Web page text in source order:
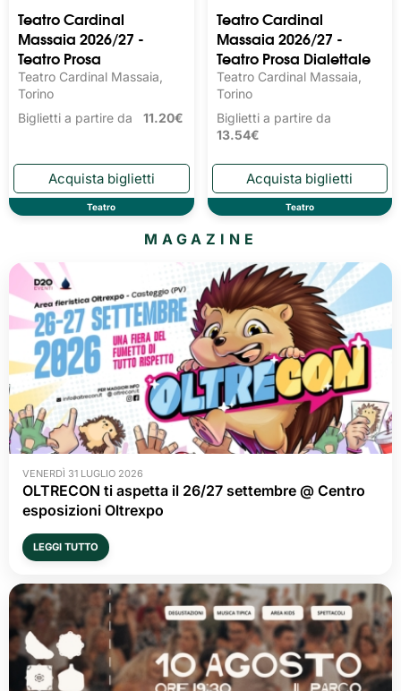
Teatro Cardinal
Massaia 2026/27 -
Teatro Prosa
Teatro Cardinal Massaia,
Torino
Biglietti a partire da 11.20€
Teatro
Teatro Cardinal
Massaia 2026/27 -
Teatro Prosa Dialettale
Teatro Cardinal Massaia,
Torino
Biglietti a partire da
13.54€
Teatro
MAGAZINE
VENERDÌ 31 LUGLIO 2026
OLTRECON ti aspetta il 26/27 settembre @ Centro
esposizioni Oltrexpo
LEGGI TUTTO